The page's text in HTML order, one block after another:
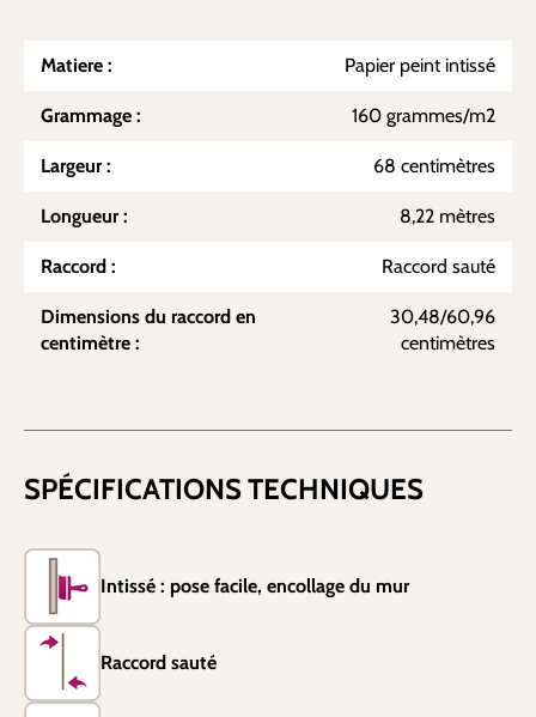
Matiere : Papier peint intissé
Grammage : 160 grammes/m2
Largeur : 68 centimètres
Longueur : 8,22 mètres
Raccord : Raccord sauté
Dimensions du raccord en
centimètre :
30,48/60,96
centimètres
SPÉCIFICATIONS TECHNIQUES
Intissé : pose facile, encollage du mur
Raccord sauté